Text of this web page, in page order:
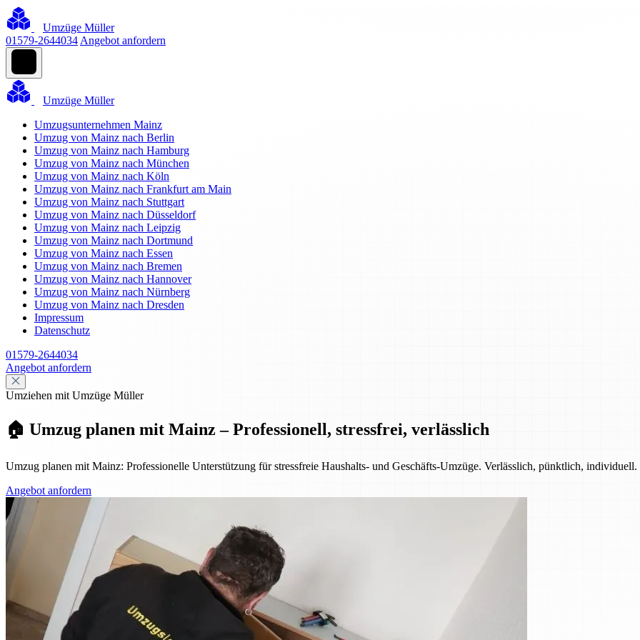
Umzüge Müller
01579-2644034 Angebot anfordern
Umzüge Müller
Umzugsunternehmen Mainz
Umzug von Mainz nach Berlin
Umzug von Mainz nach Hamburg
Umzug von Mainz nach München
Umzug von Mainz nach Köln
Umzug von Mainz nach Frankfurt am Main
Umzug von Mainz nach Stuttgart
Umzug von Mainz nach Düsseldorf
Umzug von Mainz nach Leipzig
Umzug von Mainz nach Dortmund
Umzug von Mainz nach Essen
Umzug von Mainz nach Bremen
Umzug von Mainz nach Hannover
Umzug von Mainz nach Nürnberg
Umzug von Mainz nach Dresden
Impressum
Datenschutz
01579-2644034
Angebot anfordern
Umziehen mit Umzüge Müller
🏠 Umzug planen mit Mainz – Professionell, stressfrei, verlässlich
Umzug planen mit Mainz: Professionelle Unterstützung für stressfreie Haushalts- und Geschäfts-Umzüge. Verlässlich, pünktlich, individuell.
Angebot anfordern